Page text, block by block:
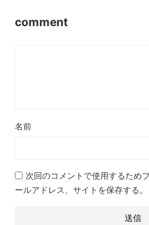
comment
名前
次回のコメントで使用するため
ールアドレス、サイトを保存する。